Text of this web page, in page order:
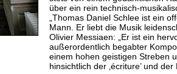
über ein rein technisch-
„Thomas Daniel Schlee ist ein
Mann. Er liebt die Musik
Olivier Messiaen: „Er ist ein
außerordentlich begabter
einem hohen geistigen Streben
hinsichtlich der ‚écriture’ und der